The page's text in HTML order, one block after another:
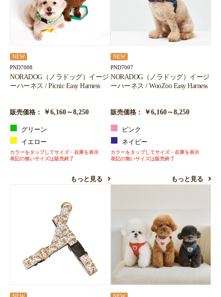
NEW
PND7008
NORADOG（ノラドッグ）イージ
ーハーネス / Picnic Easy Harness
販売価格： ￥6,160～8,250
グリーン
イエロー
カラーをタップしてサイズ・在庫を表示
表記の無いサイズは販売終了
もっと見る
NEW
PND7007
NORADOG（ノラドッグ）イージ
ーハーネス / WooZoo Easy Harness
販売価格： ￥6,160～8,250
ピンク
ネイビー
カラーをタップしてサイズ・在庫を表示
表記の無いサイズは販売終了
もっと見る